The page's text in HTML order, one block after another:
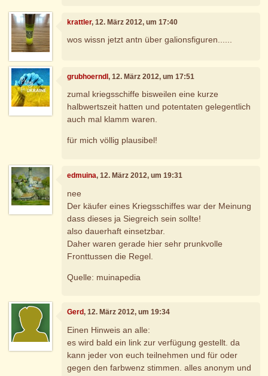
krattler, 12. März 2012, um 17:40
wos wissn jetzt antn über galionsfiguren......
grubhoerndl, 12. März 2012, um 17:51
zumal kriegsschiffe bisweilen eine kurze
halbwertszeit hatten und potentaten gelegentlich
auch mal klamm waren.
für mich völlig plausibel!
edmuina, 12. März 2012, um 19:31
nee
Der käufer eines Kriegsschiffes war der Meinung
dass dieses ja Siegreich sein sollte!
also dauerhaft einsetzbar.
Daher waren gerade hier sehr prunkvolle
Fronttussen die Regel.
Quelle: muinapedia
Gerd, 12. März 2012, um 19:34
Einen Hinweis an alle:
es wird bald ein link zur verfügung gestellt. da
kann jeder von euch teilnehmen und für oder
gegen den farbwenz stimmen. alles anonym und